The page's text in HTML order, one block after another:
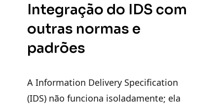
Integração do IDS com
outras normas e
padrões
A Information Delivery Specification
(IDS) não funciona isoladamente; ela